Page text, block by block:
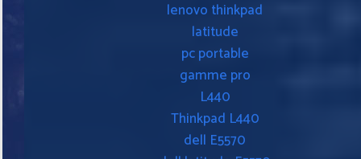
lenovo thinkpad
latitude
pc portable
gamme pro
L440
Thinkpad L440
dell E5570